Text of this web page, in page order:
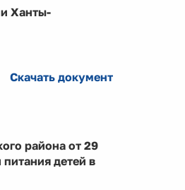
Ханты-
Скачать документ
района от 29
детей в